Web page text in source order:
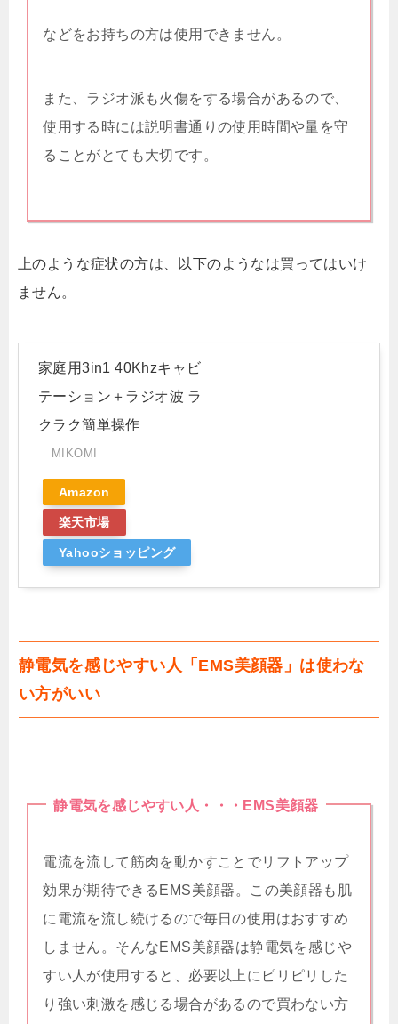
などをお持ちの方は使用できません。
また、ラジオ派も火傷をする場合があるので、
使用する時には説明書通りの使用時間や量を守
ることがとても大切です。
上のような症状の方は、以下のようなは買ってはいけ
ません。
家庭用3in1 40Khzキャビ
テーション＋ラジオ波 ラ
クラク簡単操作
MIKOMI
Amazon
楽天市場
Yahooショッピング
静電気を感じやすい人「EMS美顔器」は使わな
い方がいい
静電気を感じやすい人・・・EMS美顔器
電流を流して筋肉を動かすことでリフトアップ
効果が期待できるEMS美顔器。この美顔器も肌
に電流を流し続けるので毎日の使用はおすすめ
しません。そんなEMS美顔器は静電気を感じや
すい人が使用すると、必要以上にピリピリした
り強い刺激を感じる場合があるので買わない方